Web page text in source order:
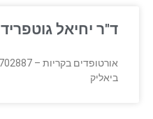
ד"ר יחיאל גוטפריד
ביאליק